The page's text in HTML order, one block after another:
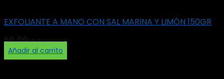
EXFOLIANTE A MANO CON SAL MARINA Y LIMÓN 150GR
د.م.50,00
Añadir al carrito